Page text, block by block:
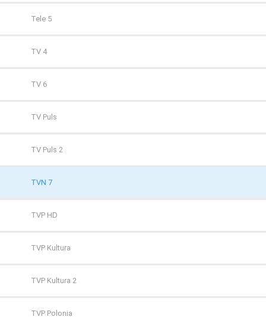
Tele 5
TV 4
TV 6
TV Puls
TV Puls 2
TVN 7
TVP HD
TVP Kultura
TVP Kultura 2
TVP Polonia